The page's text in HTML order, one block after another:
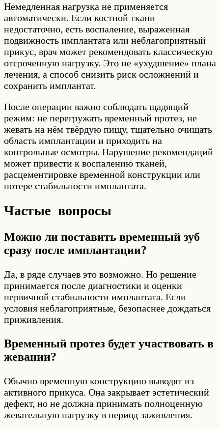
Немедленная нагрузка не применяется
автоматически. Если костной ткани
недостаточно, есть воспаление, выраженная
подвижность имплантата или неблагоприятный
прикус, врач может рекомендовать классическую
отсроченную нагрузку. Это не «ухудшение» плана
лечения, а способ снизить риск осложнений и
сохранить имплантат.
После операции важно соблюдать щадящий
режим: не перегружать временный протез, не
жевать на нём твёрдую пищу, тщательно очищать
область имплантации и приходить на
контрольные осмотры. Нарушение рекомендаций
может привести к воспалению тканей,
расцементировке временной конструкции или
потере стабильности имплантата.
Частые вопросы
Можно ли поставить временный зуб
сразу после имплантации?
Да, в ряде случаев это возможно. Но решение
принимается после диагностики и оценки
первичной стабильности имплантата. Если
условия неблагоприятные, безопаснее дождаться
приживления.
Временный протез будет участвовать в
жевании?
Обычно временную конструкцию выводят из
активного прикуса. Она закрывает эстетический
дефект, но не должна принимать полноценную
жевательную нагрузку в период заживления.